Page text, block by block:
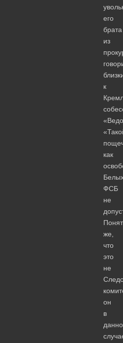
его
брата
из
к
как
ФСБ
не
же,
что
это
не
он
в